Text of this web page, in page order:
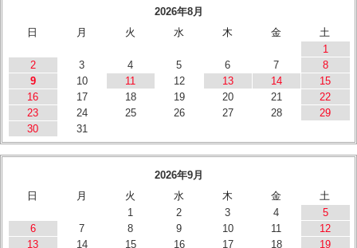
2026年8月
日
月 火 水 木 金
土
1
2
3 4 5 6 7
8
9
10 11 12 13 14
15
16
17 18 19 20 21
22
23
24 25 26 27 28
29
30
31
2026年9月
日
月 火 水 木 金
土
1
2 3 4
5
6
7 8 9 10 11
12
13
14 15 16 17 18
19